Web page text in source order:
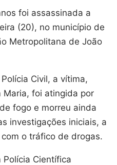
foi assassinada a
(20), no município de
Metropolitana de João
Civil, a vítima,
foi atingida por
fogo e morreu ainda
investigações iniciais, a
o tráfico de drogas.
Polícia Científica